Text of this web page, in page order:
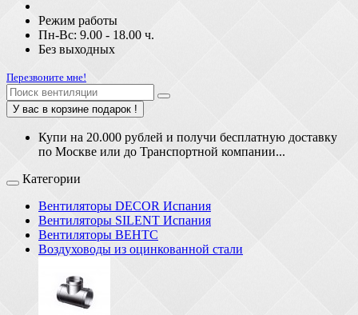
Режим работы
Пн-Вс: 9.00 - 18.00 ч.
Без выходных
Перезвоните мне!
У вас в корзине подарок !
Купи на 20.000 рублей и получи бесплатную доставку
по Москве или до Транспортной компании...
Категории
Вентиляторы DECOR Испания
Вентиляторы SILENT Испания
Вентиляторы ВЕНТС
Воздуховоды из оцинкованной стали